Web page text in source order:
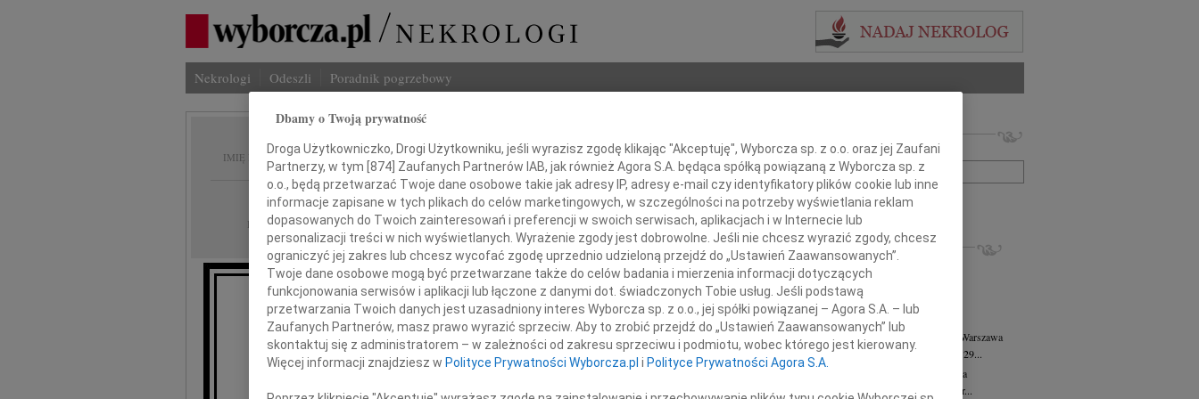
Nekrologi Odeszli Poradnik pogrzebowy
IMIĘ I NAZWISKO: Maria Wujtowicz
REGION: Gdańsk, Warszawa
DATA EMISJI: 01.03.2011
Głęboko poruszony wiadomością o śmierci
prof. Marii Wujtowicz
Imię i nazwisko lub numer ogłoszenia:
+ szukanie zaawansowane
INNE NEKROLOGI
07.08.2026Warszawa
Dziekanie Wydziału dr hab. Julii Kubisie,...
07.08.2026Warszawa
Naszej kochanej i dzielnej Marylce Butruk...
Jacek Tadeusz Duniec
Warszawa
Z wielkim żalem przyjęliśmy wiadomość, że 29...
Małgorzata Kościelska
Warszawa
W dniu 3 sierpnia 2026 roku zmarła Profesor...
Dbamy o Twoją prywatność
Droga Użytkowniczko, Drogi Użytkowniku, jeśli wyrazisz zgodę klikając "Akceptuję", Wyborcza sp. z o.o. oraz jej Zaufani
Partnerzy, w tym [874] Zaufanych Partnerów IAB, jak również Agora S.A. będąca spółką powiązaną z Wyborcza sp. z
o.o., będą przetwarzać Twoje dane osobowe takie jak adresy IP, adresy e-mail czy identyfikatory plików cookie lub inne
informacje zapisane w tych plikach do celów marketingowych, w szczególności na potrzeby wyświetlania reklam
dopasowanych do Twoich zainteresowań i preferencji w swoich serwisach, aplikacjach i w Internecie lub
personalizacji treści w nich wyświetlanych. Wyrażenie zgody jest dobrowolne. Jeśli nie chcesz wyrazić zgody, chcesz
ograniczyć jej zakres lub chcesz wycofać zgodę uprzednio udzieloną przejdź do „Ustawień Zaawansowanych”.
Twoje dane osobowe mogą być przetwarzane także do celów badania i mierzenia informacji dotyczących
funkcjonowania serwisów i aplikacji lub łączone z danymi dot. świadczonych Tobie usług. Jeśli podstawą
przetwarzania Twoich danych jest uzasadniony interes Wyborcza sp. z o.o., jej spółki powiązanej – Agora S.A. – lub
Zaufanych Partnerów, masz prawo wyrazić sprzeciw. Aby to zrobić przejdź do „Ustawień Zaawansowanych” lub
skontaktuj się z administratorem – w zależności od zakresu sprzeciwu i podmiotu, wobec którego jest kierowany.
Więcej informacji znajdziesz w Polityce Prywatności Wyborcza.pl i Polityce Prywatności Agora S.A.